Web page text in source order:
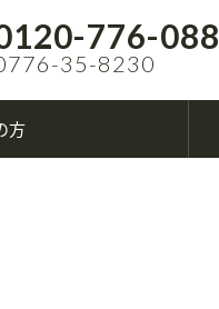
776-088
35-8230
方